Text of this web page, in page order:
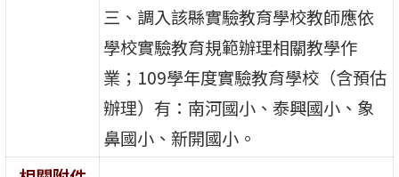
三、調入該縣實驗教育學校教師應依
學校實驗教育規範辦理相關教學作
業；109學年度實驗教育學校（含預估
辦理）有：南河國小、泰興國小、象
鼻國小、新開國小。